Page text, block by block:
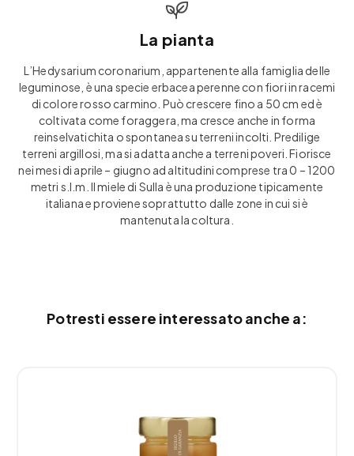
La pianta
L’Hedysarium coronarium, appartenente alla famiglia delle
leguminose, è una specie erbacea perenne con fiori in racemi
di colore rosso carmino. Può crescere fino a 50 cm ed è
coltivata come foraggera, ma cresce anche in forma
reinselvatichita o spontanea su terreni incolti. Predilige
terreni argillosi, ma si adatta anche a terreni poveri. Fiorisce
nei mesi di aprile – giugno ad altitudini comprese tra 0 – 1200
metri s.l.m. Il miele di Sulla è una produzione tipicamente
italiana e proviene soprattutto dalle zone in cui si è
mantenuta la coltura.
Potresti essere interessato anche a: